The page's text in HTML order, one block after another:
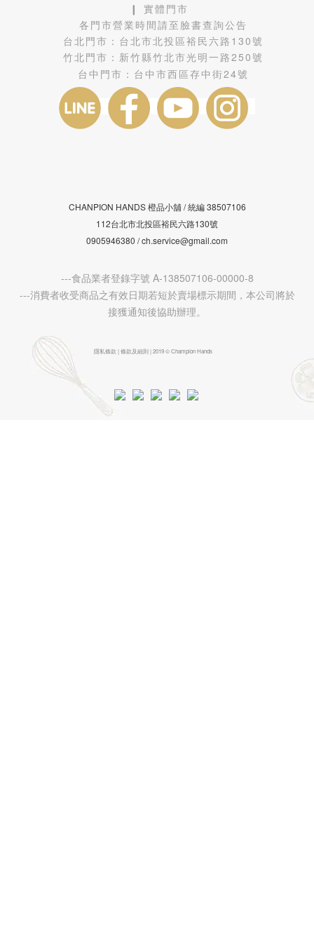
❙ 實體門市
各門市營業時間請至臉書查詢公告
台北門市： 台北市北投區裕民六路130號
竹北門市： 新竹縣竹北市光明一路250號
台中門市： 台中市西區存中街24號
CHANPION HANDS 橙品小舖 /統編38507106
112台北市北投區裕民六路130號
0905946380 / ch.service@gmail.com
---食品業者登錄字號 A-138507106-00000-8
---消費者收受商品之有效日期若短於賣場標示期間，本公司將於
接獲通知後協助辦理。
隱私條款 | 條款及細則 | 2019 © Champion Hands